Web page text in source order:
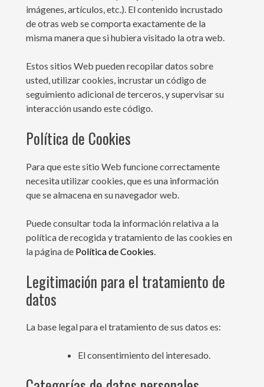
imágenes, artículos, etc.). El contenido incrustado
de otras web se comporta exactamente de la
misma manera que si hubiera visitado la otra web.
Estos sitios Web pueden recopilar datos sobre
usted, utilizar cookies, incrustar un código de
seguimiento adicional de terceros, y supervisar su
interacción usando este código.
Política de Cookies
Para que este sitio Web funcione correctamente
necesita utilizar cookies, que es una información
que se almacena en su navegador web.
Puede consultar toda la información relativa a la
política de recogida y tratamiento de las cookies en
la página de Política de Cookies
Legitimación para el tratamiento de
datos
La base legal para el tratamiento de sus datos es:
El consentimiento del interesado.